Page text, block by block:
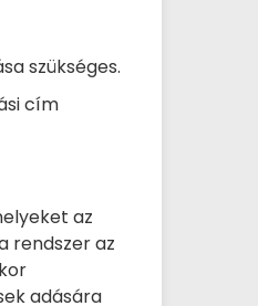
szükséges.
cím
az
rendszer az
adására